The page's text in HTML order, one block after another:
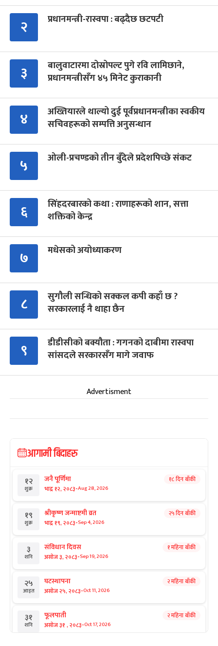
२ प्रधानमन्त्री-रास्वपा : बढ्दैछ छटपटी
३
बालुवाटारमा दोस्रोपल्ट पुगे रवि लामिछाने,
प्रधानमन्त्रीसँग ४५ मिनेट कुराकानी
४
अख्तियारले थाल्यो दुई पूर्वप्रधानमन्त्रीका स्वकीय
सचिवहरूको सम्पत्ति अनुसन्धान
५ ओली-प्रचण्डको तीन बुँदेले प्रदेशपिच्छे संकट
६
सिंहदरबारको कथा : राणाहरूको शान, सत्ता
शक्तिको केन्द्र
७ मधेसको अयोध्याकरण
८
सुगौली सन्धिको सक्कल कपी कहाँ छ ?
सरकारलाई नै थाहा छैन
९
डीडीसीको बक्यौता : गगनको दाबीमा रास्वपा
सांसदले सरकारसँग मागे जवाफ
Advertisment
आगामी बिदाहरु
१२
शुक्र
जनै पूर्णिमा
भाद्र १२, २०८३-Aug 28, 2026
१८ दिन बाँकी
१९
शुक्र
श्रीकृष्ण जन्माष्टमी व्रत
भाद्र १९, २०८३-Sep 4, 2026
२५ दिन बाँकी
३
शनि
संविधान दिवस
असोज ३, २०८३-Sep 19, 2026
१ महिना बाँकी
२५
आइत
घटस्थापना
असोज २५, २०८३-Oct 11, 2026
२ महिना बाँकी
३१
शनि
फूलपाती
असोज ३१ , २०८३-Oct 17, 2026
२ महिना बाँकी